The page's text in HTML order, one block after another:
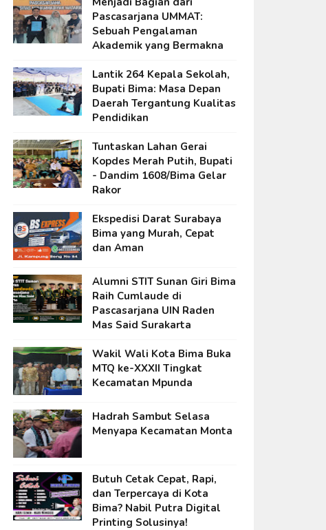
Pascasarjana UMMAT:
Sebuah Pengalaman
Akademik yang Bermakna
Lantik 264 Kepala Sekolah,
Bupati Bima: Masa Depan
Daerah Tergantung Kualitas
Pendidikan
Tuntaskan Lahan Gerai
Kopdes Merah Putih, Bupati
- Dandim 1608/Bima Gelar
Rakor
Ekspedisi Darat Surabaya
Bima yang Murah, Cepat
dan Aman
Alumni STIT Sunan Giri Bima
Raih Cumlaude di
Pascasarjana UIN Raden
Mas Said Surakarta
Wakil Wali Kota Bima Buka
MTQ ke-XXXII Tingkat
Kecamatan Mpunda
Hadrah Sambut Selasa
Menyapa Kecamatan Monta
Butuh Cetak Cepat, Rapi,
dan Terpercaya di Kota
Bima? Nabil Putra Digital
Printing Solusinya!